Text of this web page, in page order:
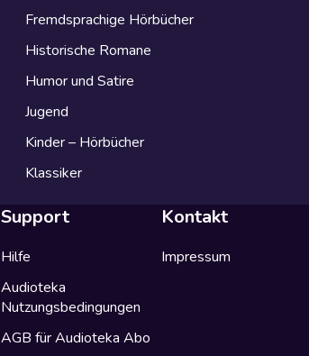
Fremdsprachige Hörbücher
Historische Romane
Humor und Satire
Jugend
Kinder – Hörbücher
Klassiker
Support
Hilfe
Audioteka
Nutzungsbedingungen
AGB für Audioteka Abo
Kontakt
Impressum